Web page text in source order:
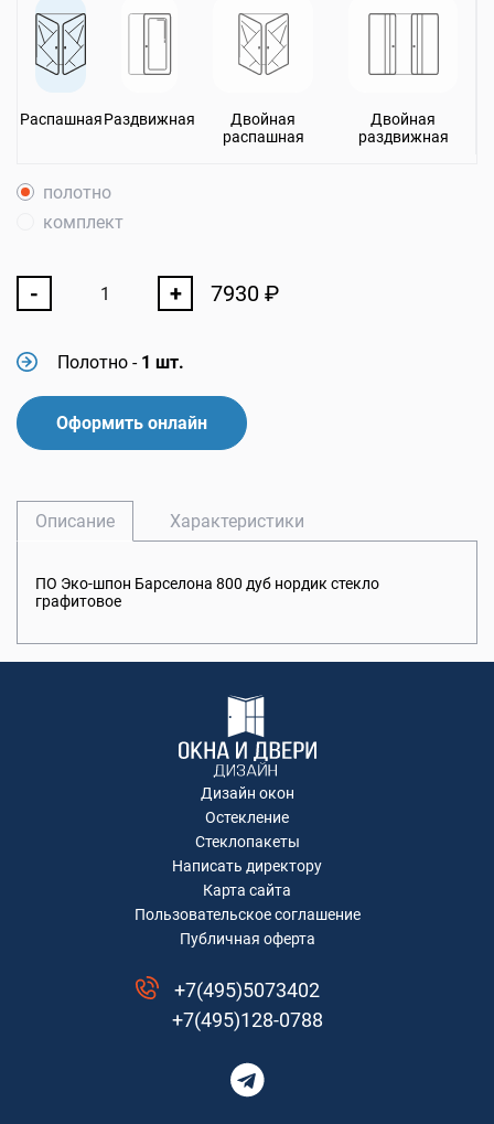
РаспашнаяРаздвижная
Двойная
распашная
Двойная
раздвижная
полотно
комплект
- + 7930 ₽
Полотно - 1 шт.
Оформить онлайн
Описание Характеристики
ПО Эко-шпон Барселона 800 дуб нордик стекло
графитовое
Дизайн окон
Остекление
Стеклопакеты
Написать директору
Карта сайта
Пользовательское соглашение
Публичная оферта
+7(495)5073402
+7(495)128-0788